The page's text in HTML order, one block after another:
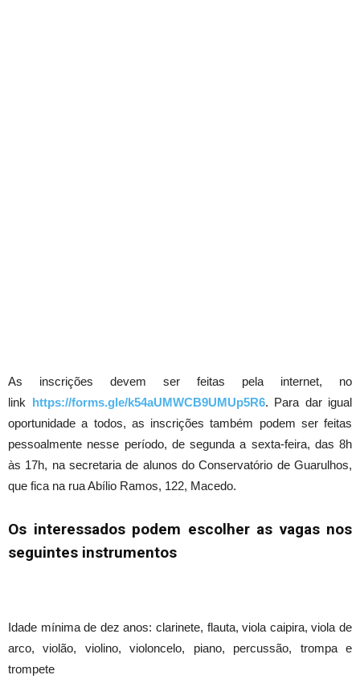
As inscrições devem ser feitas pela internet, no
link https://forms.gle/k54aUMWCB9UMUp5R6. Para dar igual
oportunidade a todos, as inscrições também podem ser feitas
pessoalmente nesse período, de segunda a sexta-feira, das 8h
às 17h, na secretaria de alunos do Conservatório de Guarulhos,
que fica na rua Abílio Ramos, 122, Macedo.
Os interessados podem escolher as vagas nos
seguintes instrumentos
Idade mínima de dez anos: clarinete, flauta, viola caipira, viola de
arco, violão, violino, violoncelo, piano, percussão, trompa e
trompete